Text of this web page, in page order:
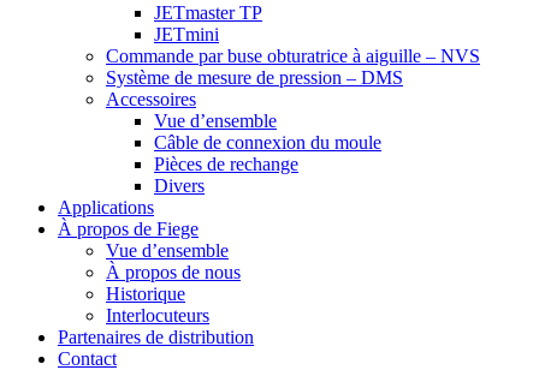
JETmaster TP
JETmini
Commande par buse obturatrice à aiguille – NVS
Système de mesure de pression – DMS
Accessoires
Vue d’ensemble
Câble de connexion du moule
Pièces de rechange
Divers
Applications
À propos de Fiege
Vue d’ensemble
À propos de nous
Historique
Interlocuteurs
Partenaires de distribution
Contact